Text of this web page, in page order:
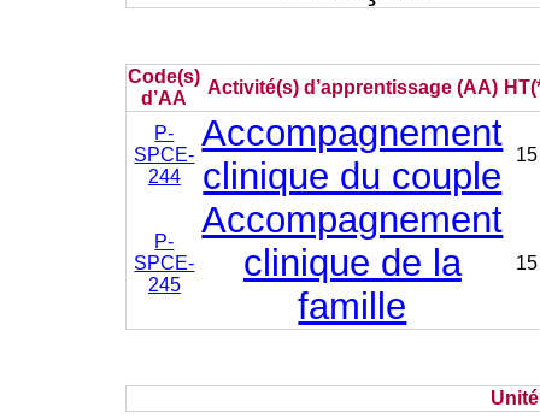
Code(s)
d’AA
Activité(s) d’apprentissage (AA)
P-
SPCE-
244
Accompagnement
clinique du couple
15
P-
SPCE-
245
Accompagnement
clinique de la
famille
15